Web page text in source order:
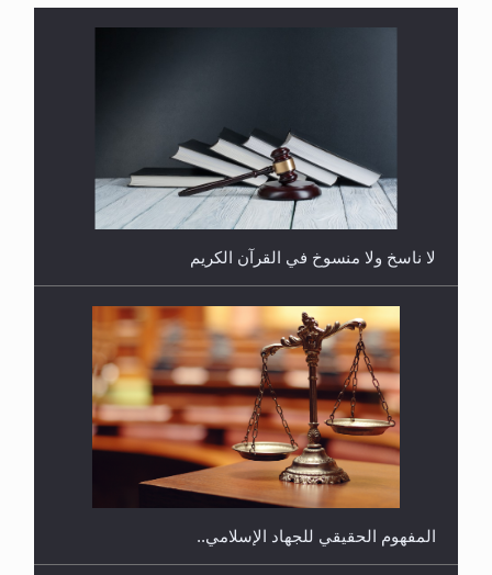
هل يُحسب حول الزكاة وفق السنة الميلادية أو الهجرية؟
هل يجوز فتح مشروع كوافير نسائي للمحجبات وغير
المحجبات؟
لا ناسخ ولا منسوخ في القرآن الكريم
المفهوم الحقيقي للجهاد الإسلامي..